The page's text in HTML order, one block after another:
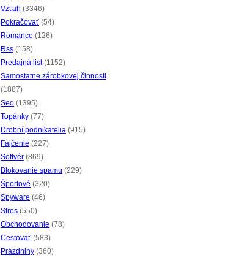
Vzťah (3346)
Pokračovať (54)
Romance (126)
Rss (158)
Predajná list(1152)
Samostatne zárobkovej činnosti
(1887)
Seo (1395)
Topánky (77)
Drobní podnikatelia (915)
Fajčenie (227)
Softvér (869)
Blokovanie spamu (229)
Športové (320)
Spyware (46)
Stres (550)
Obchodovanie (78)
Cestovať (583)
Prázdniny (360)